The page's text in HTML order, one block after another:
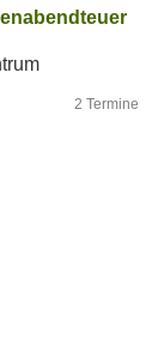
2 Termine